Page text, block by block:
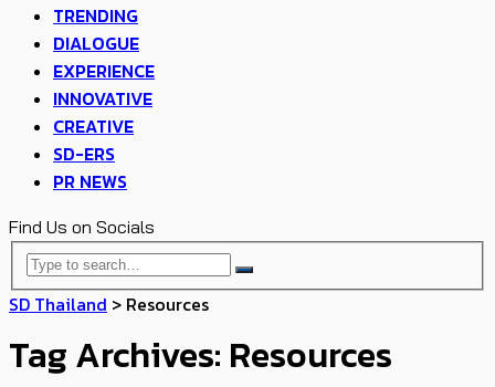
TRENDING
DIALOGUE
EXPERIENCE
INNOVATIVE
CREATIVE
SD-ERS
PR NEWS
Find Us on Socials
SD Thailand > Resources
Tag Archives: Resources